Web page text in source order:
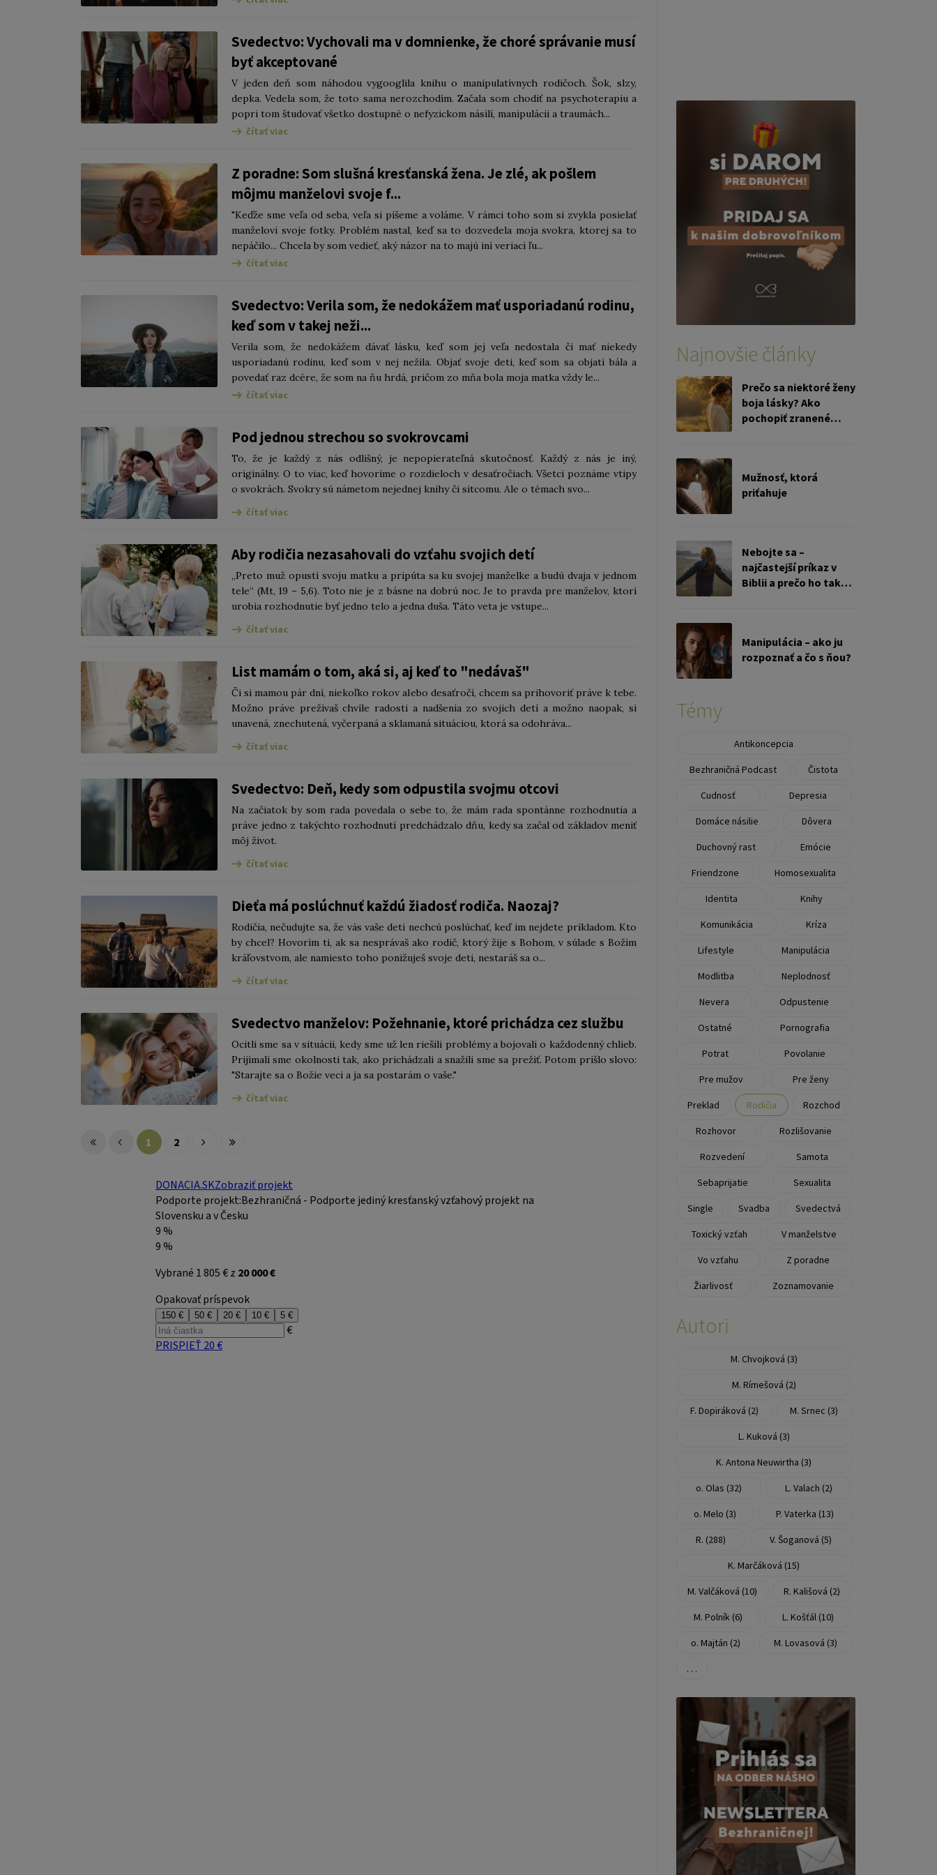
Svedectvo: Vychovali ma v domnienke, že choré správanie musí
byť akceptované
V jeden deň som náhodou vygooglila knihu o manipulatívnych rodičoch. Šok, slzy,
depka. Vedela som, že toto sama nerozchodím. Začala som chodiť na psychoterapiu a
popri tom študovať všetko dostupné o nefyzickom násilí, manipulácii a traumách...
čítať viac
Z poradne: Som slušná kresťanská žena. Je zlé, ak pošlem
môjmu manželovi svoje f...
"Keďže sme veľa od seba, veľa si píšeme a voláme. V rámci toho som si zvykla posielať
manželovi svoje fotky. Problém nastal, keď sa to dozvedela moja svokra, ktorej sa to
nepáčilo... Chcela by som vedieť, aký názor na to majú iní veriaci ľu...
čítať viac
Svedectvo: Verila som, že nedokážem mať usporiadanú rodinu,
keď som v takej neži...
Verila som, že nedokážem dávať lásku, keď som jej veľa nedostala či mať niekedy
usporiadanú rodinu, keď som v nej nežila. Objať svoje deti, keď som sa objatí bála a
povedať raz dcére, že som na ňu hrdá, pričom zo mňa bola moja matka vždy le...
čítať viac
Pod jednou strechou so svokrovcami
To, že je každý z nás odlišný, je nepopierateľná skutočnosť. Každý z nás je iný,
originálny. O to viac, keď hovoríme o rozdieloch v desaťročiach. Všetci poznáme vtipy
o svokrách. Svokry sú námetom nejednej knihy či sitcomu. Ale o témach svo...
čítať viac
Aby rodičia nezasahovali do vzťahu svojich detí
„Preto muž opustí svoju matku a pripúta sa ku svojej manželke a budú dvaja v jednom
tele“ (Mt, 19 – 5,6). Toto nie je z básne na dobrú noc. Je to pravda pre manželov, ktorí
urobia rozhodnutie byť jedno telo a jedna duša. Táto veta je vstupe...
čítať viac
List mamám o tom, aká si, aj keď to "nedávaš"
Či si mamou pár dní, niekoľko rokov alebo desaťročí, chcem sa prihovoriť práve k tebe.
Možno práve prežívaš chvíle radosti a nadšenia zo svojich detí a možno naopak, si
unavená, znechutená, vyčerpaná a sklamaná situáciou, ktorá sa odohráva...
čítať viac
Svedectvo: Deň, kedy som odpustila svojmu otcovi
Na začiatok by som rada povedala o sebe to, že mám rada spontánne rozhodnutia a
práve jedno z takýchto rozhodnutí predchádzalo dňu, kedy sa začal od základov meniť
môj život.
čítať viac
Dieťa má poslúchnuť každú žiadosť rodiča. Naozaj?
Rodičia, nečudujte sa, že vás vaše deti nechcú poslúchať, keď im nejdete príkladom. Kto
by chcel? Hovorím ti, ak sa nesprávaš ako rodič, ktorý žije s Bohom, v súlade s Božím
kráľovstvom, ale namiesto toho ponižuješ svoje deti, nestaráš sa o...
čítať viac
Svedectvo manželov: Požehnanie, ktoré prichádza cez službu
Ocitli sme sa v situácii, kedy sme už len riešili problémy a bojovali o každodenný chlieb.
Prijímali sme okolnosti tak, ako prichádzali a snažili sme sa prežiť. Potom prišlo slovo:
"Starajte sa o Božie veci a ja sa postarám o vaše."
čítať viac
1 2
Najnovšie články
Prečo sa niektoré ženy
boja lásky? Ako
pochopiť zranené
Mužnosť, ktorá
priťahuje
Nebojte sa –
najčastejší príkaz v
Biblii a prečo ho tak
Manipulácia – ako ju
rozpoznať a čo s ňou?
Témy
Antikoncepcia
Bezhraničná Podcast Čistota
Cudnosť Depresia
Domáce násilie Dôvera
Duchovný rast Emócie
Friendzone Homosexualita
Identita Knihy
Komunikácia Kríza
Lifestyle Manipulácia
Modlitba Neplodnosť
Nevera Odpustenie
Ostatné Pornografia
Potrat Povolanie
Pre mužov Pre ženy
Preklad Rodičia Rozchod
Rozhovor Rozlišovanie
Rozvedení Samota
Sebaprijatie Sexualita
Single Svadba Svedectvá
Toxický vzťah V manželstve
Vo vzťahu Z poradne
Žiarlivosť Zoznamovanie
Autori
M. Chvojková (3)
M. Rímešová (2)
F. Dopiráková (2) M. Srnec (3)
L. Kuková (3)
K. Antona Neuwirtha (3)
o. Olas (32) L. Valach (2)
o. Melo (3) P. Vaterka (13)
R. (288) V. Šoganová (5)
K. Marčáková (15)
M. Valčáková (10) R. Kališová (2)
M. Polník (6) L. Košťál (10)
o. Majtán (2) M. Lovasová (3)
. . .